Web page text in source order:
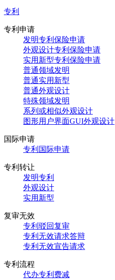
专利
专利申请
发明专利保险申请
外观设计专利保险申请
实用新型专利保险申请
普通领域发明
普通实用新型
普通外观设计
特殊领域发明
系列或相似外观设计
图形用户界面GUI外观设计
国际申请
专利国际申请
专利转让
发明专利
外观设计
实用新型
复审无效
专利驳回复审
专利无效请求答辩
专利无效宣告请求
专利流程
代办专利费减